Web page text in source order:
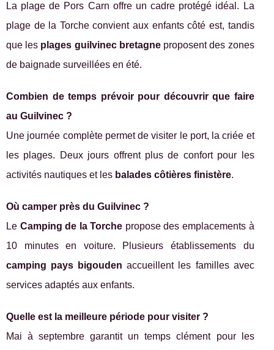
La plage de Pors Carn offre un cadre protégé idéal. La
plage de la Torche convient aux enfants côté est, tandis
que les plages guilvinec bretagneproposent des zones
de baignade surveillées en été.
Combien de temps prévoir pour découvrir que faire
au Guilvinec ?
Une journée complète permet de visiter le port, la criée et
les plages. Deux jours offrent plus de confort pour les
activités nautiques et les balades côtières finistère.
Où camper près du Guilvinec ?
Le Camping de la Torche propose des emplacements à
10 minutes en voiture. Plusieurs établissements du
camping pays bigouden accueillent les familles avec
services adaptés aux enfants.
Quelle est la meilleure période pour visiter ?
Mai à septembre garantit un temps clément pour les